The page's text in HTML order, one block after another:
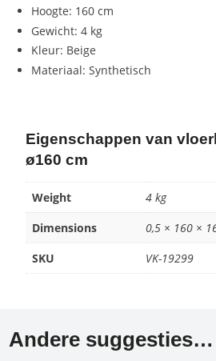
Hoogte: 160 cm
Gewicht: 4 kg
Kleur: Beige
Materiaal: Synthetisch
Eigenschappen van
ø160 cm
Weight
4 kg
Dimensions
0,5 × 160 ×
SKU
VK-19299
Andere suggesties…